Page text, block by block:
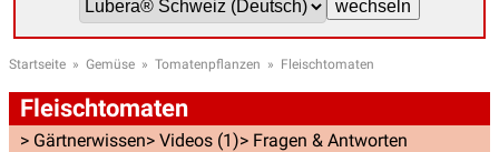
Startseite » Gemüse » Tomatenpflanzen » Fleischtomaten
Fleischtomaten
> Gärtnerwissen> Videos (1)> Fragen & Antworten